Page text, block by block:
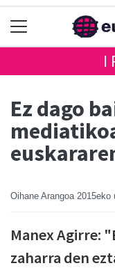
Ez dago
Oihane Arangoa 2015eko
Manex Agirre:
zaharra den